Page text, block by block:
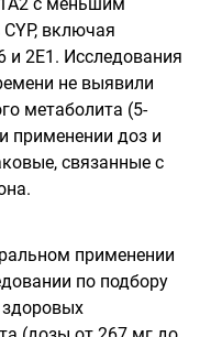
CYP, включая
и 2Е1. Исследования
не выявили
метаболита (5-
применении доз и
связанные с
применении
по подбору